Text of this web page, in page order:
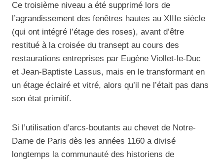
Ce troisième niveau a été supprimé lors de
l’agrandissement des fenêtres hautes au XIIIe siècle
(qui ont intégré l’étage des roses), avant d’être
restitué à la croisée du transept au cours des
restaurations entreprises par Eugène Viollet-le-Duc
et Jean-Baptiste Lassus, mais en le transformant en
un étage éclairé et vitré, alors qu’il ne l’était pas dans
son état primitif.
Si l’utilisation d’arcs-boutants au chevet de Notre-
Dame de Paris dès les années 1160 a divisé
longtemps la communauté des historiens de